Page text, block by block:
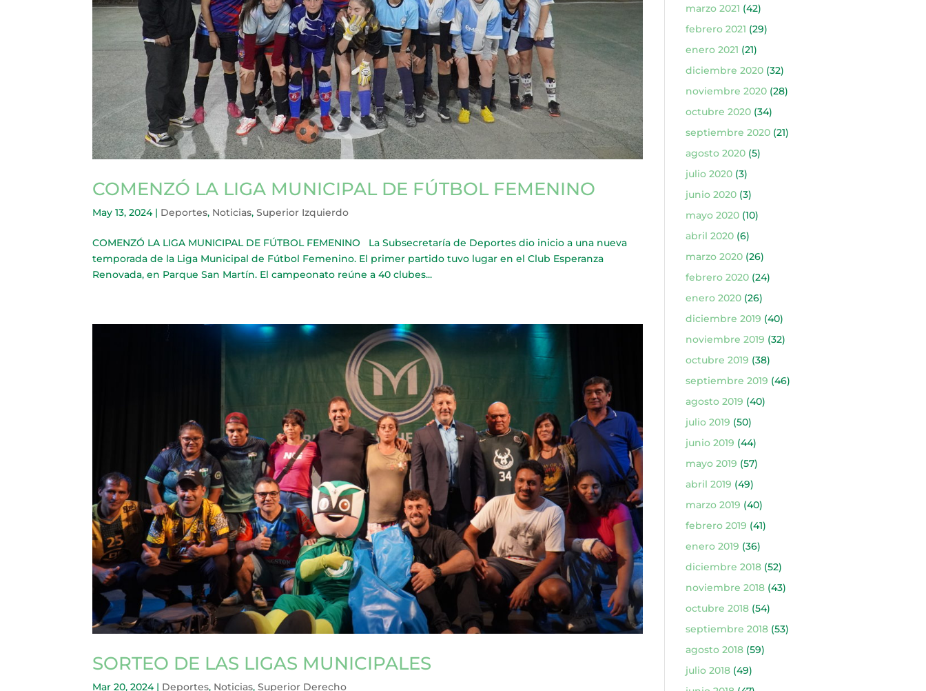
COMENZÓ LA LIGA MUNICIPAL DE FÚTBOL FEMENINO
May 13, 2024| Deportes, Noticias,Superior Izquierdo
COMENZÓ LA LIGA MUNICIPAL DE FÚTBOL FEMENINO La Subsecretaría de Deportes dio inicio a una nueva
temporada de la Liga Municipal de Fútbol Femenino. El primer partido tuvo lugar en el Club Esperanza
Renovada, en Parque San Martín. El campeonato reúne a 40 clubes...
SORTEO DE LAS LIGAS MUNICIPALES
Mar 20, 2024| Deportes, Noticias,Superior Derecho
marzo 2021 (42)
febrero 2021 (29)
enero 2021 (21)
diciembre 2020(32)
noviembre 2020(28)
octubre 2020(34)
septiembre 2020(21)
agosto 2020(5)
julio 2020(3)
junio 2020(3)
mayo 2020(10)
abril 2020(6)
marzo 2020(26)
febrero 2020(24)
enero 2020(26)
diciembre 2019 (40)
noviembre 2019 (32)
octubre 2019 (38)
septiembre 2019 (46)
agosto 2019 (40)
julio 2019 (50)
junio 2019 (44)
mayo 2019 (57)
abril 2019 (49)
marzo 2019 (40)
febrero 2019 (41)
enero 2019 (36)
diciembre 2018(52)
noviembre 2018(43)
octubre 2018(54)
septiembre 2018(53)
agosto 2018(59)
julio 2018(49)